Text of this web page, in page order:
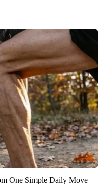
One Simple Daily Move